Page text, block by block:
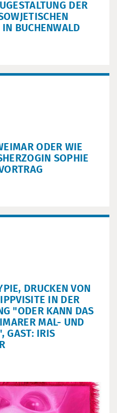
DER
BUCHENWALD
ODER WIE
SOPHIE D
DRUCKEN VON
IN DER
"ODER KANN DAS
MAL- UND
GAST: IRIS